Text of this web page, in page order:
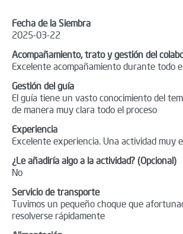
Fecha de la Siembra
2025-03-22
Acompañamiento, trato y gestión del
Excelente acompañamiento durante todo
Gestión del guía
El guía tiene un vasto conocimiento del
de manera muy clara todo el proceso
Experiencia
Excelente experiencia. Una actividad muy
¿Le añadiría algo a la actividad? (Opcional)
No
Servicio de transporte
Tuvimos un pequeño choque que
resolverse rápidamente